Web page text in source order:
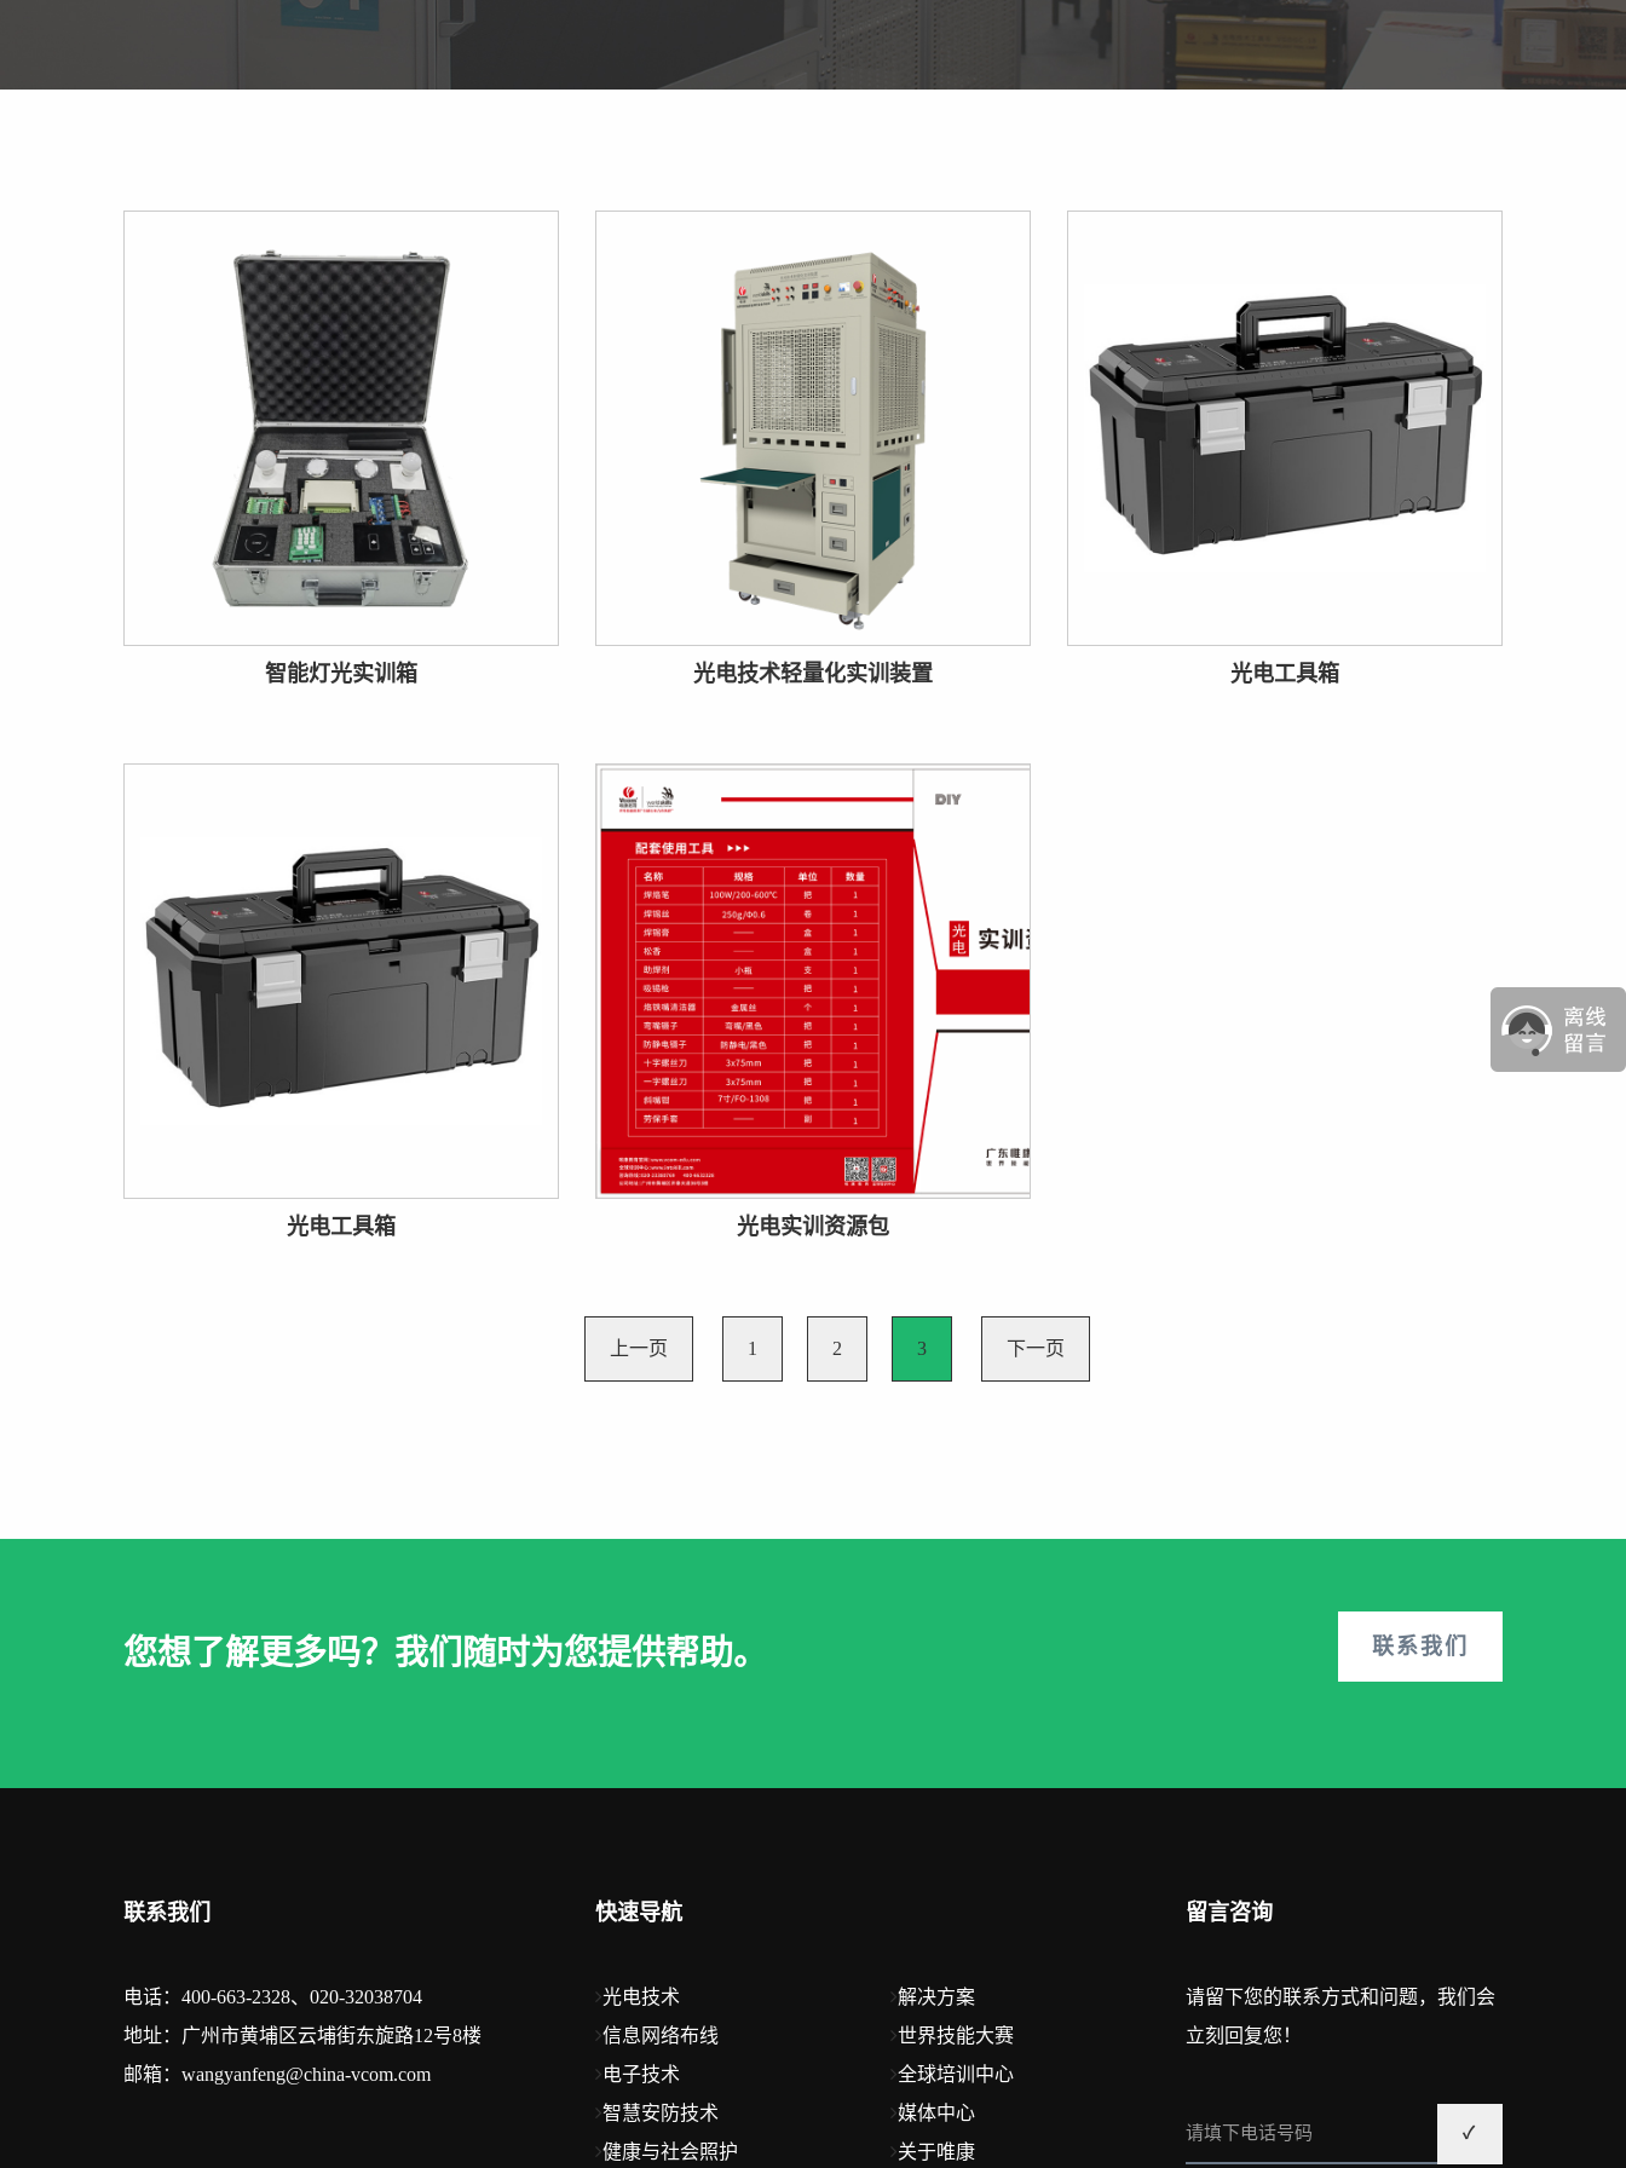
智能灯光实训箱 光电技术轻量化实训装置 光电工具箱
光电工具箱 光电实训资源包
上一页 1 2 3 下一页
您想了解更多吗？我们随时为您提供帮助。 联系我们
联系我们
电话：400-663-2328、020-32038704
地址：广州市黄埔区云埔街东旋路12号8楼
邮箱：wangyanfeng@china-vcom.com
快速导航
光电技术
信息网络布线
电子技术
智慧安防技术
健康与社会照护
解决方案
世界技能大赛
全球培训中心
媒体中心
关于唯康
留言咨询
请留下您的联系方式和问题，我们会
立刻回复您！